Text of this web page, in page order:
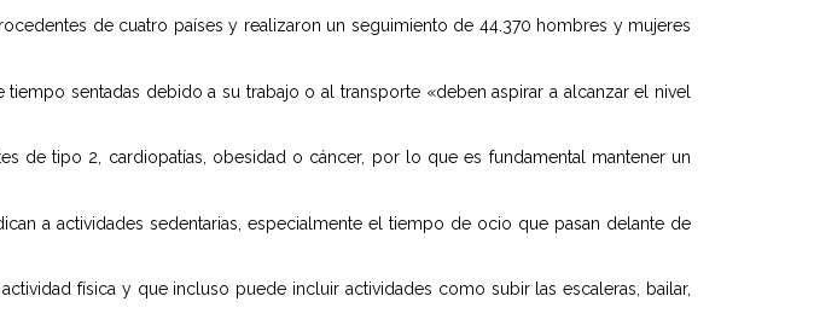
de cuatro países y realizaron un seguimiento de 44.370 hombres y mujeres
sentadas debido a su trabajo o al transporte «deben aspirar a alcanzar el nivel
de tipo 2, cardiopatías, obesidad o cáncer, por lo que es fundamental mantener un
a actividades sedentarias, especialmente el tiempo de ocio que pasan delante de
física y que incluso puede incluir actividades como subir las escaleras, bailar,